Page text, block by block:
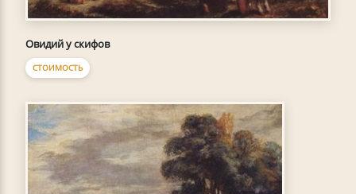
Овидий у скифов
СТОИМОСТЬ